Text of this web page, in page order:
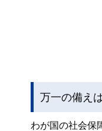
万一の備え
わが国の社会保